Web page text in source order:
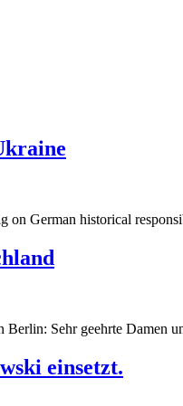
on German historical
Sehr geehrte Damen
einsetzt.